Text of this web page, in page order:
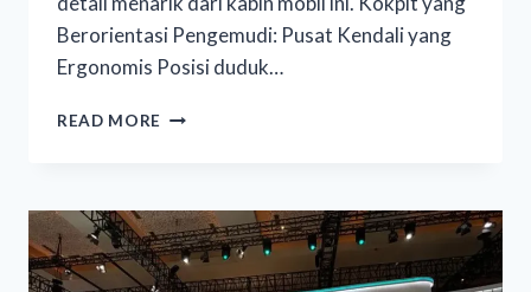
Berorientasi Pengemudi: Pusat Kendali yang
Ergonomis Posisi duduk…
READ MORE